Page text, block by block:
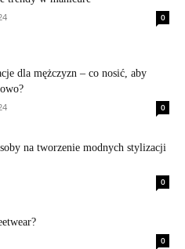
0
dla mężczyzn – co nosić, aby
0
na tworzenie modnych stylizacji
0
0